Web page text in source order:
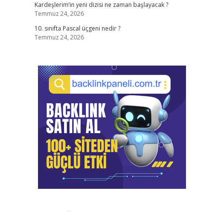
Kardeşlerim’in yeni dizisi ne zaman başlayacak ?
Temmuz 24, 2026
10. sınıfta Pascal üçgeni nedir ?
Temmuz 24, 2026